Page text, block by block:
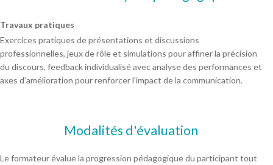
Travaux pratiques
Exercices pratiques de présentations et discussions
professionnelles, jeux de rôle et simulations pour affiner la précision
du discours, feedback individualisé avec analyse des performances et
axes d’amélioration pour renforcer l'impact de la communication.
Modalités d'évaluation
Le formateur évalue la progression pédagogique du participant tout